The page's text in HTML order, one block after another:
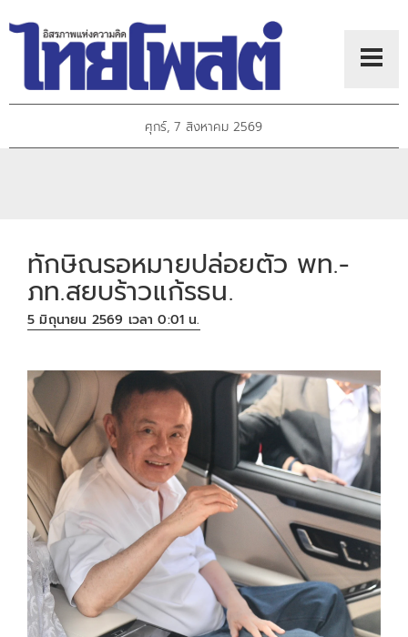
ศุกร์, 7 สิงหาคม 2569
ทักษิณรอหมายปล่อยตัว พท.-
ภท.สยบร้าวแก้รธน.
5 มิถุนายน 2569 เวลา 0:01 น.